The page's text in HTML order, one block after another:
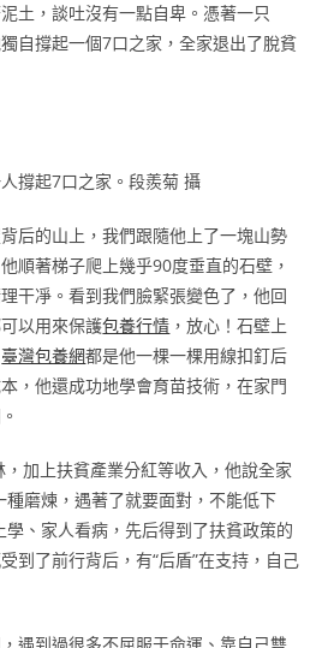
土，談吐沒有一點自卑。憑著一只
自撐起一個7口之家，全家退出了脫貧
起7口之家。段羨菊 攝
后的山上，我們跟隨他上了一塊山勢
順著梯子爬上幾乎90度垂直的石壁，
干凈。看到我們臉緊張變色了，他回
以用來保護包養行情 ，放心！石壁上
臺灣包養網都是他一棵一棵用線扣釘后
，他還成功地學會育苗技術，在家門
加上扶貧產業分紅等收入，他說全家
種磨煉，遇著了就要面對，不能低下
學、家人看病，先后得到了扶貧政策的
到了前行背后，有“后盾”在支持，自己